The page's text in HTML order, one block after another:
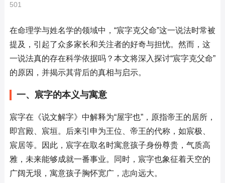
501
在命理学与姓名学的领域中，“宸字克父命”这一说法时常被
提及，引起了众多家长和关注者的好奇与担忧。然而，这
一说法真的存在科学依据吗？本文将深入探讨“宸字克父命”
的原因，并揭示其背后的真相与启示。
一、宸字的本义与寓意
宸字在《说文解字》中解释为“屋宇也”，原指帝王的居所，
即宫殿、宸垣。后来引申为王位、帝王的代称，如宸极、
宸居等。因此，宸字在取名时寓意孩子身份尊贵，气质高
雅，未来能够成就一番事业。同时，宸字也象征着天空的
广阔无垠，寓意孩子胸怀宽广，志向远大。